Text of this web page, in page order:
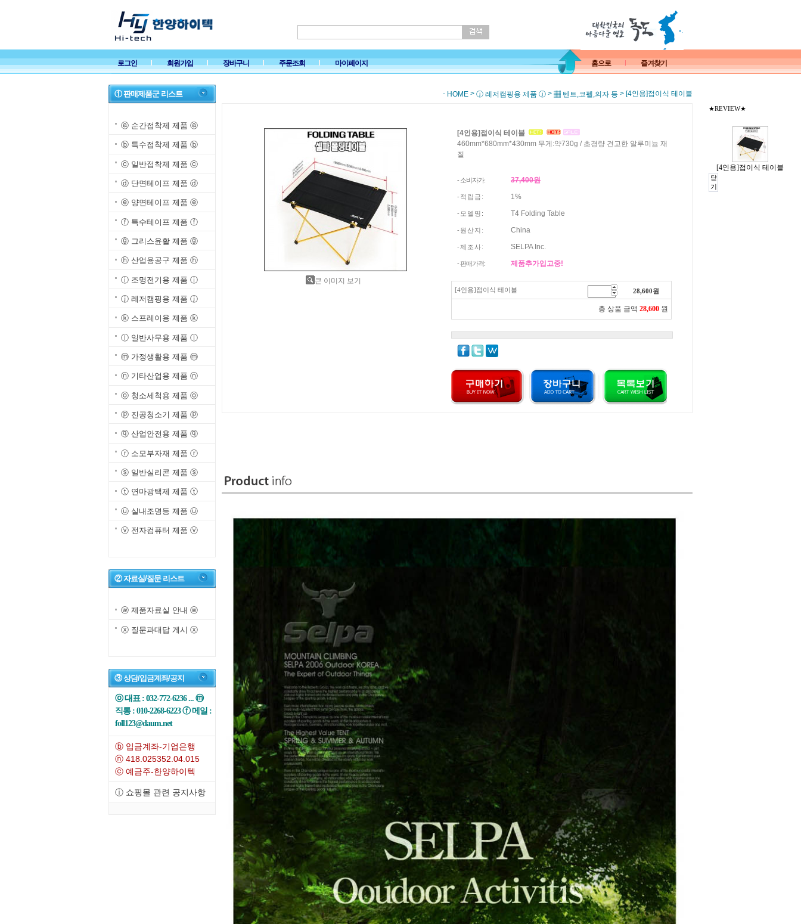
★REVIEW★
[4인용]접이식 테이블
닫
기
로그인 회원가입 장바구니 주문조회 마이페이지 홈으로 즐겨찾기
① 판매제품군 리스트
ⓐ 순간접착제 제품 ⓐ
ⓑ 특수접착제 제품 ⓑ
ⓒ 일반접착제 제품 ⓒ
ⓓ 단면테이프 제품 ⓓ
ⓔ 양면테이프 제품 ⓔ
ⓕ 특수테이프 제품 ⓕ
ⓖ 그리스윤활 제품 ⓖ
ⓗ 산업용공구 제품 ⓗ
ⓘ 조명전기용 제품 ⓘ
ⓙ 레저캠핑용 제품 ⓙ
ⓚ 스프레이용 제품 ⓚ
ⓛ 일반사무용 제품 ⓛ
ⓜ 가정생활용 제품 ⓜ
ⓝ 기타산업용 제품 ⓝ
ⓞ 청소세척용 제품 ⓞ
ⓟ 진공청소기 제품 ⓟ
ⓠ 산업안전용 제품 ⓠ
ⓡ 소모부자재 제품 ⓡ
ⓢ 일반실리콘 제품 ⓢ
ⓣ 연마광택제 제품 ⓣ
ⓤ 실내조명등 제품 ⓤ
ⓥ 전자컴퓨터 제품 ⓥ
② 자료실/질문 리스트
ⓦ 제품자료실 안내 ⓦ
ⓧ 질문과대답 게시 ⓧ
③ 상담/입금계좌/공지
ⓞ 대표 : 032-772-6236 ... ⓜ
직통 : 010-2268-6223 ⓕ 메일 :
foll123@daum.net
ⓑ 입금계좌-기업은행
ⓝ 418.025352.04.015
ⓒ 예금주-한양하이텍
ⓘ 쇼핑몰 관련 공지사항
- HOME > ⓙ 레저캠핑용 제품 ⓙ > ▦ 텐트,코펠,의자 등 > [4인용]접이식 테이블
큰 이미지 보기
[4인용]접이식 테이블
460mm*680mm*430mm 무게:약730g / 초경량 견고한 알루미늄 재
질
- 소비자가: 37,400원
- 적 립 금 : 1%
- 모 델 명 : T4 Folding Table
- 원 산 지 : China
- 제 조 사 : SELPA Inc.
- 판매가격: 제품추가입고중!
[4인용]접이식 테이블 28,600원
총 상품 금액 28,600 원